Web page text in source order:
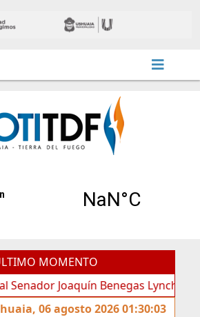
MOMENTO
Joaquín Benegas Lynch por
06 agosto 2026 01:30:03